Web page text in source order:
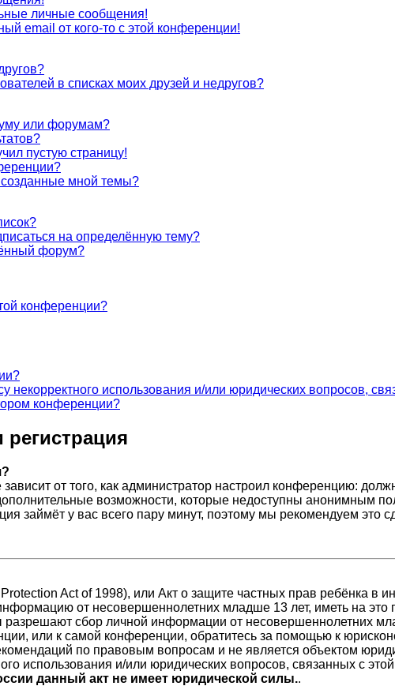
личные сообщения!
email от кого-то с этой конференции!
в списках моих друзей и недругов?
или форумам?
пустую страницу!
мной темы?
на определённую тему?
форум?
конференции?
некорректного использования и/или юридических вопросов,
конференции?
от того, как администратор настроил конференцию:
возможности, которые недоступны анонимным
займёт у вас всего пару минут, поэтому мы рекомендуем это
Act of 1998), или Акт о защите частных прав ребёнка в
от несовершеннолетних младше 13 лет, иметь на
разрешают сбор личной информации от несовершеннолетних
или к самой конференции, обратитесь за помощью к
по правовым вопросам и не является объектом
использования и/или юридических вопросов, связанных с
данный акт не имеет юридической силы..